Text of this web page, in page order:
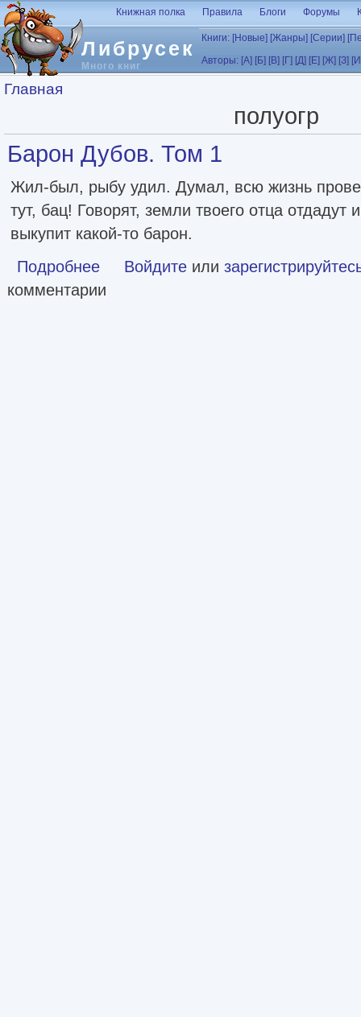
Перейти к основному содержанию
Либрусек
Много книг
Книжная полка Правила Блоги Форумы
Книги: [Новые] [Жанры] [Серии]
Авторы: [А] [Б] [В] [Г] [Д] [Е] [Ж] [З]
Вы здесь
Главная
полуогр
Барон Дубов. Том 1
Жил-был, рыбу удил. Думал, всю жизнь
тут, бац! Говорят, земли твоего отца отдадут
выкупит какой-то барон.
Подробнее о Барон Дубов. Том 1
Войдите или
комментарии